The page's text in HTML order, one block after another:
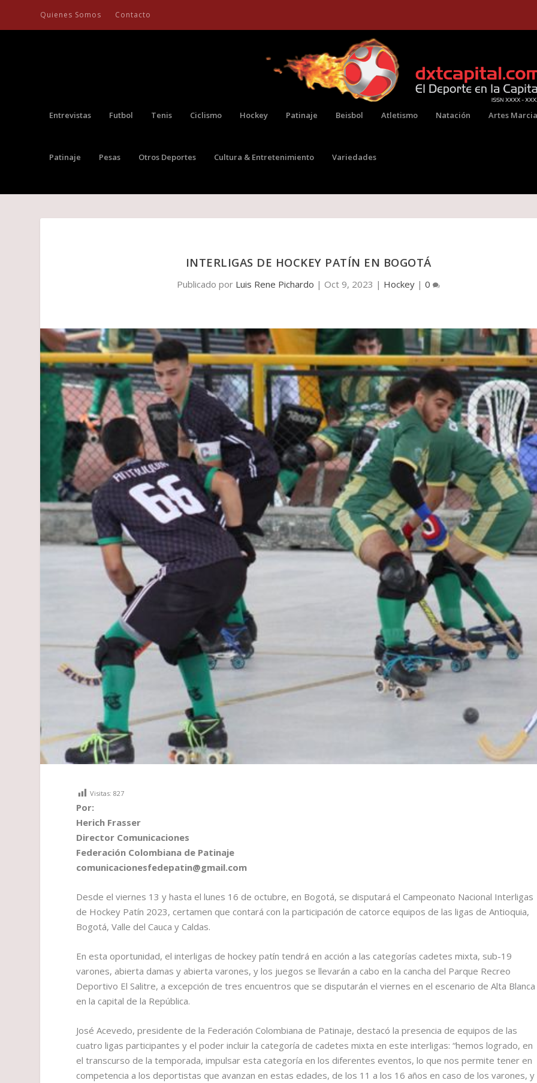
Quienes Somos Contacto
Entrevistas Futbol Tenis Ciclismo Hockey Patinaje Beisbol Atletismo Natación Artes
Patinaje Pesas Otros Deportes Cultura & Entretenimiento Variedades
INTERLIGAS DE HOCKEY PATÍN EN BOGOTÁ
Publicado por Luis Rene Pichardo | Oct 9, 2023 | Hockey |0
Visitas: 827
Por:
Herich Frasser
Director Comunicaciones
Federación Colombiana de Patinaje
comunicacionesfedepatin@gmail.com
Desde el viernes 13 y hasta el lunes 16 de octubre, en Bogotá, se disputará el Campeonato Nacional Interligas
de Hockey Patín 2023, certamen que contará con la participación de catorce equipos de las ligas de Antioquia,
Bogotá, Valle del Cauca y Caldas.
En esta oportunidad, el interligas de hockey patín tendrá en acción a las categorías cadetes mixta, sub-19
varones, abierta damas y abierta varones, y los juegos se llevarán a cabo en la cancha del Parque Recreo
Deportivo El Salitre, a excepción de tres encuentros que se disputarán el viernes en el escenario de Alta Blanca
en la capital de la República.
José Acevedo, presidente de la Federación Colombiana de Patinaje, destacó la presencia de equipos de las
cuatro ligas participantes y el poder incluir la categoría de cadetes mixta en este interligas: “hemos logrado, en
el transcurso de la temporada, impulsar esta categoría en los diferentes eventos, lo que nos permite tener en
competencia a los deportistas que avanzan en estas edades, de los 11 a los 16 años en caso de los varones, y